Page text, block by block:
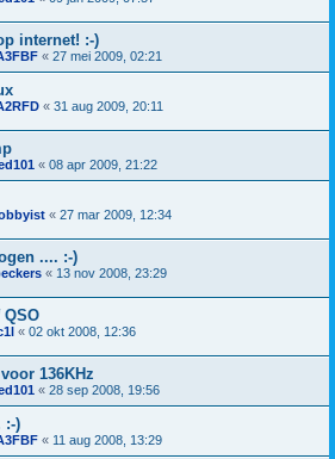
internet! :-)
« 27 mei 2009, 02:21
« 31 aug 2009, 20:11
« 08 apr 2009, 21:22
« 27 mar 2009, 12:34
.... :-)
« 13 nov 2008, 23:29
« 02 okt 2008, 12:36
136KHz
« 28 sep 2008, 19:56
:-)
« 11 aug 2008, 13:29